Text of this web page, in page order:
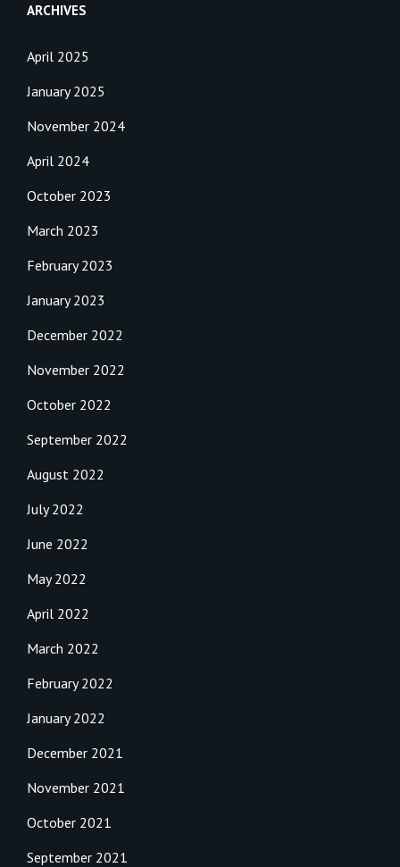
ARCHIVES
April 2025
January 2025
November 2024
April 2024
October 2023
March 2023
February 2023
January 2023
December 2022
November 2022
October 2022
September 2022
August 2022
July 2022
June 2022
May 2022
April 2022
March 2022
February 2022
January 2022
December 2021
November 2021
October 2021
September 2021